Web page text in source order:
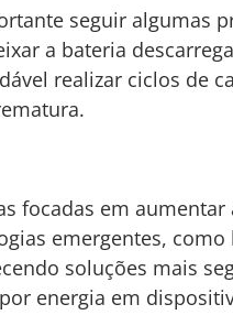
seguir algumas
a bateria
realizar ciclos de
focadas em aumentar
emergentes, como
soluções mais
energia em